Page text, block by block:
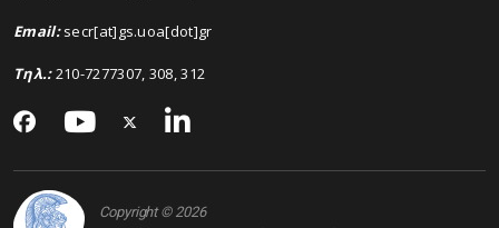
Email: secr[at]gs.uoa[dot]gr
Τηλ.:210-7277307, 308, 312
Copyright © 2026